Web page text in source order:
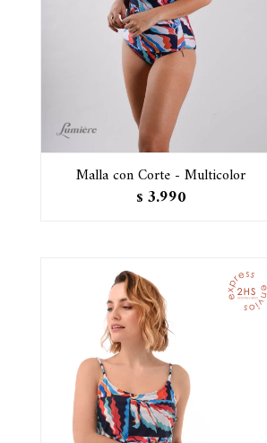
Malla con Corte - Multicolor
$ 3.990